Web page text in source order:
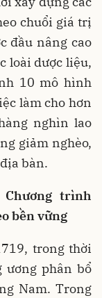
chuổi giá trị
đầu nâng cao
loài dược liệu,
10 mô hình
làm cho hơn
nghìn lao
giảm nghèo,
bàn.
trình
bền vững
trong thời
ương phân bổ
Nam. Trong